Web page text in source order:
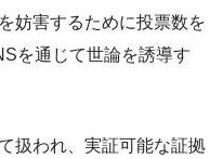
妨害するために投票数を
を通じて世論を誘導す
扱われ、実証可能な証拠